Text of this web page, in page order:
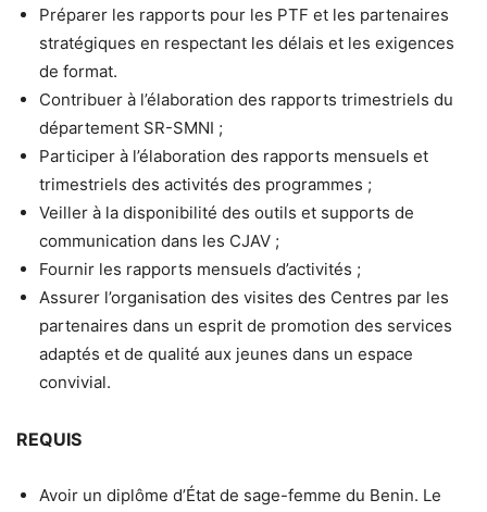
Préparer les rapports pour les PTF et les partenaires
stratégiques en respectant les délais et les exigences
de format.
Contribuer à l’élaboration des rapports trimestriels du
département SR-SMNI ;
Participer à l’élaboration des rapports mensuels et
trimestriels des activités des programmes ;
Veiller à la disponibilité des outils et supports de
communication dans les CJAV ;
Fournir les rapports mensuels d’activités ;
Assurer l’organisation des visites des Centres par les
partenaires dans un esprit de promotion des services
adaptés et de qualité aux jeunes dans un espace
convivial.
REQUIS
Avoir un diplôme d’État de sage-femme du Benin. Le